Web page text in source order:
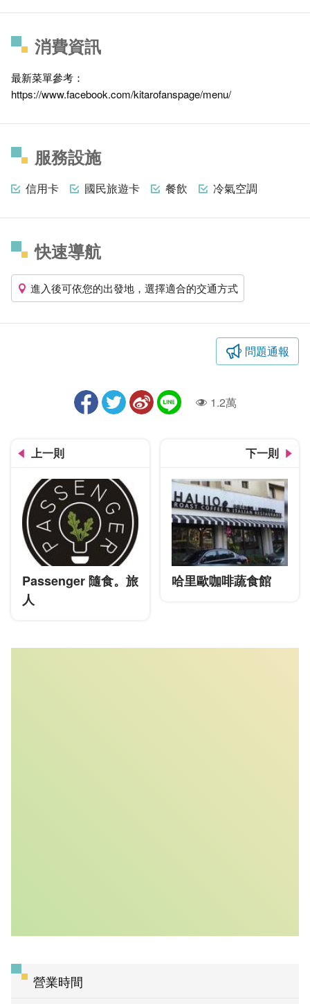
消費資訊
最新菜單參考：
https://www.facebook.com/kitarofanspage/menu/
服務設施
信用卡 國民旅遊卡 餐飲 冷氣空調
快速導航
進入後可依您的出發地，選擇適合的交通方式
問題通報
人氣1.2萬
上一則
Passenger 隨食。旅
人
下一則
哈里歐咖啡蔬食館
營業時間